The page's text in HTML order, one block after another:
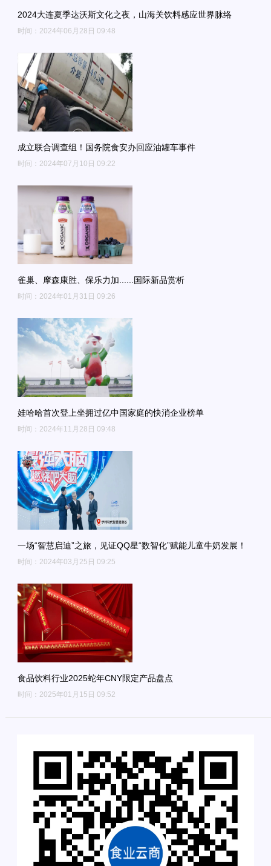
2024大连夏季达沃斯文化之夜，山海关饮料感应世界脉络
时间：2024年06月28日 09:48
成立联合调查组！国务院食安办回应油罐车事件
时间：2024年07月10日 09:22
雀巢、摩森康胜、​保乐力加......国际新品赏析
时间：2024年01月31日 09:26
娃哈哈首次登上坐拥过亿中国家庭的快消企业榜单
时间：2024年11月28日 09:48
一场“智慧启迪”之旅，见证QQ星“数智化”赋能儿童牛奶发展！
时间：2024年03月25日 09:25
食品饮料行业2025蛇年CNY限定产品盘点
时间：2025年01月15日 09:52